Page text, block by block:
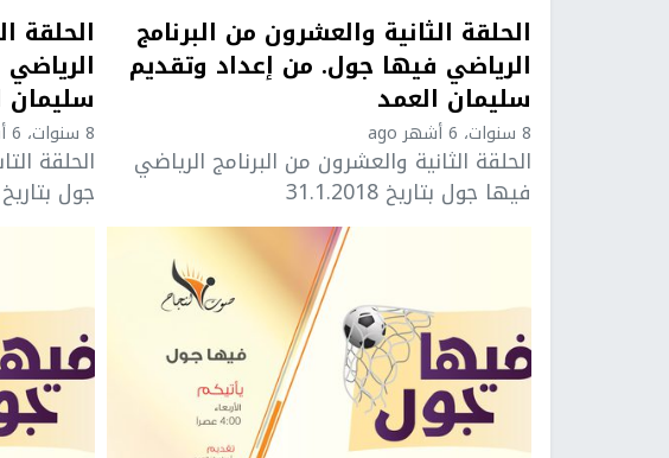
الحلقة الثانية والعشرون من البرنامج
الرياضي فيها جول. من إعداد وتقديم
سليمان العمد
8 سنوات، 6 أشهر ago
الحلقة الثانية والعشرون من البرنامج الرياضي
فيها جول بتاريخ 31.1.2018
الحلقة
سليمان
8 سنوات، 6 أشهر ago
الحلقة
جول بتاريخ 3.1.2018.